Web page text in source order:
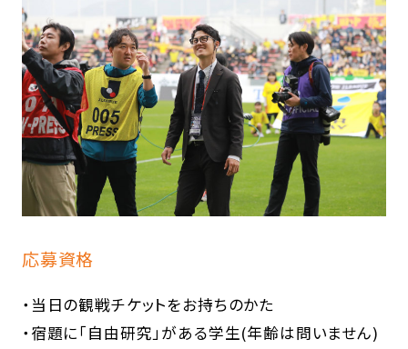
応募資格
・当日の観戦チケットをお持ちのかた
・宿題に「自由研究」がある学生(年齢は問いません)